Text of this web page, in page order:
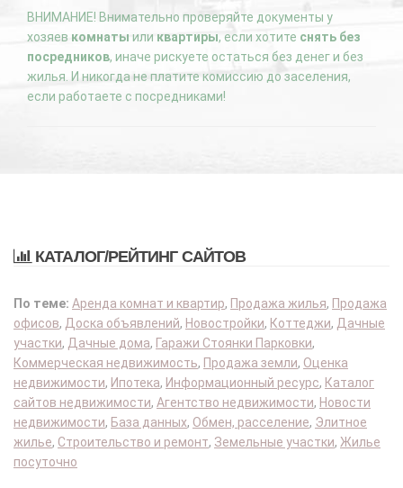
ВНИМАНИЕ! Внимательно проверяйте документы у
хозяев комнаты или квартиры, если хотите снять без
посредников, иначе рискуете остаться без денег и без
жилья. И никогда не платите комиссию до заселения,
если работаете с посредниками!
КАТАЛОГ/РЕЙТИНГ САЙТОВ
По теме: Аренда комнат и квартир, Продажа жилья, Продажа
офисов, Доска объявлений, Новостройки, Коттеджи, Дачные
участки, Дачные дома, Гаражи Стоянки Парковки,
Коммерческая недвижимость, Продажа земли, Оценка
недвижимости, Ипотека, Информационный ресурс, Каталог
сайтов недвижимости, Агентство недвижимости, Новости
недвижимости, База данных, Обмен, расселение, Элитное
жилье, Строительство и ремонт, Земельные участки, Жилье
посуточно